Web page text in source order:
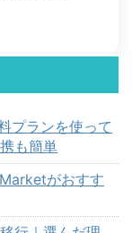
プランを使って
も簡単
がおすす